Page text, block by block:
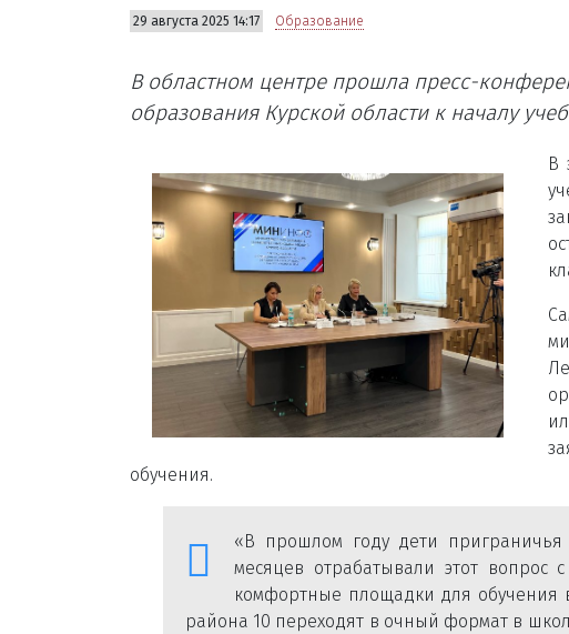
29 августа 2025 14:17 Образование
В областном центре прошла пресс-
образования Курской области к началу
В
обучения.
«В прошлом году дети
месяцев отрабатывали этот вопрос
комфортные площадки для обучения
района 10 переходят в очный формат в